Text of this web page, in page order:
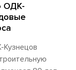
ОДК-